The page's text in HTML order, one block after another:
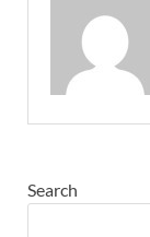
Search